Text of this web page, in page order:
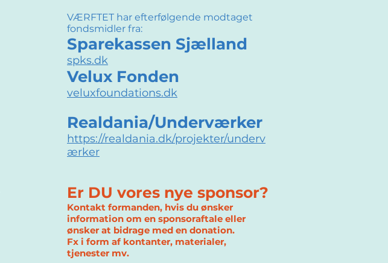
VÆRFTET har efterfølgende modtaget
fondsmidler fra:
Sparekassen Sjælland
spks.dk
Velux Fonden
veluxfoundations.dk
Realdania/Underværker
https://realdania.dk/projekter/underv
ærker
Er DU vores nye sponsor?
Kontakt formanden, hvis du ønsker
information om en sponsoraftale eller
ønsker at bidrage med en donation.
Fx i form af kontanter, materialer,
tjenester mv.